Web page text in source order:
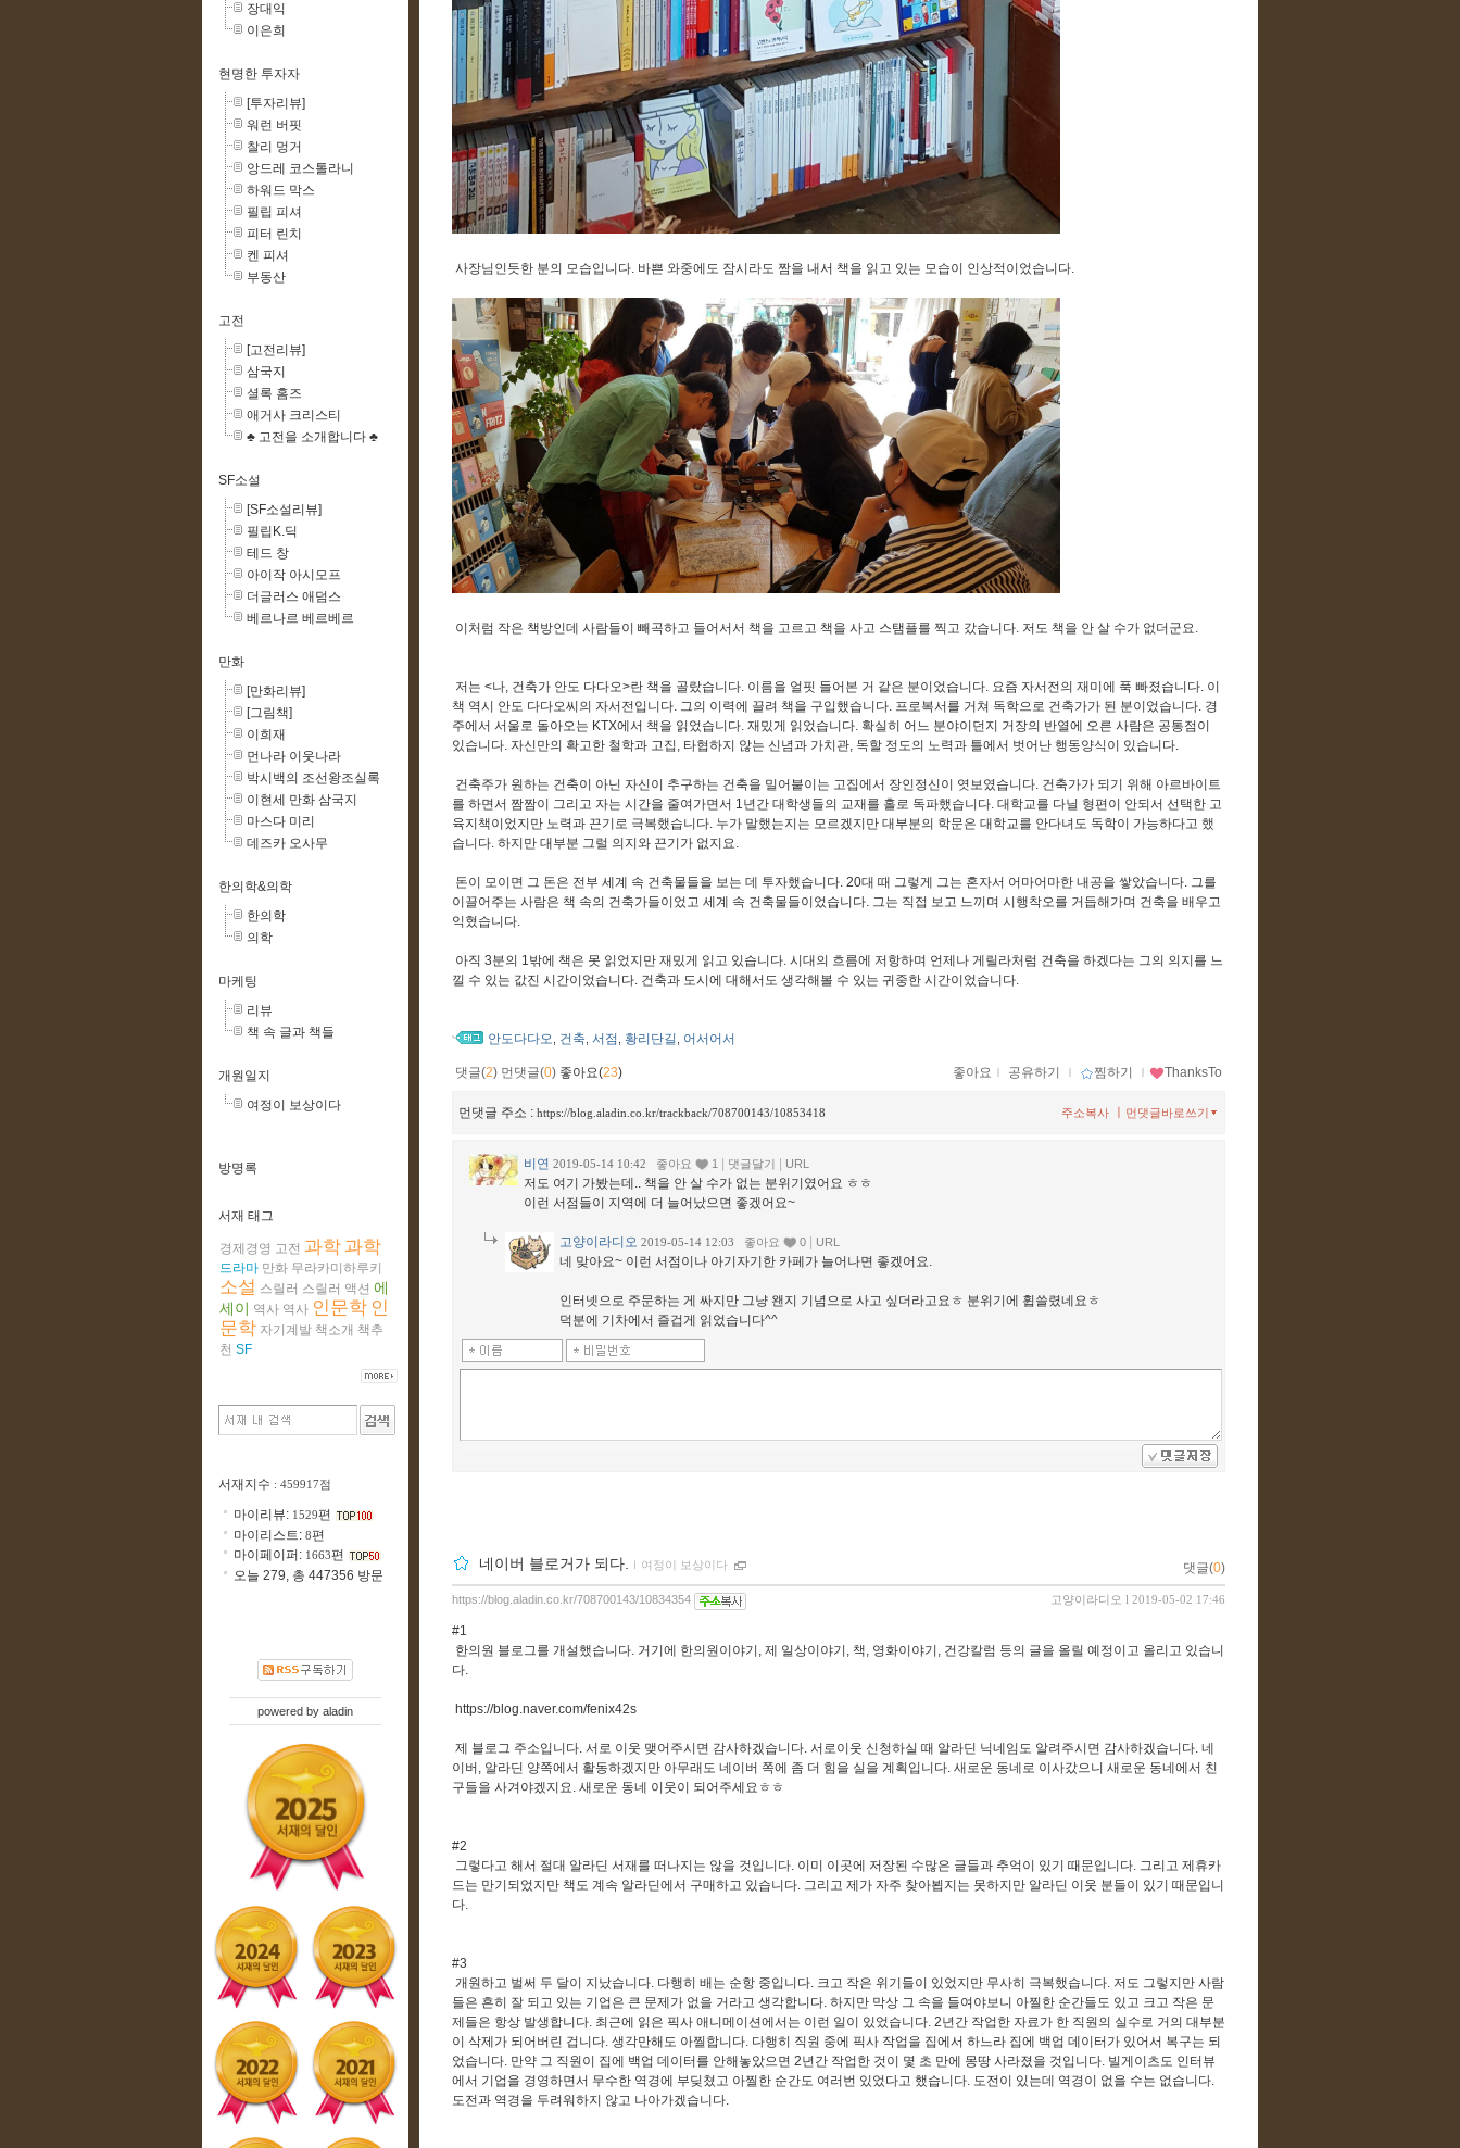
사장님인듯한 분의 모습입니다. 바쁜 와중에도 잠시라도 짬을 내서 책을 읽고 있는 모습이 인상적이었습니다.
이처럼 작은 책방인데 사람들이 빼곡하고 들어서서 책을 고르고 책을 사고 스탬플를 찍고 갔습니다. 저도 책을 안 살 수가 없더군요.
저는 <나, 건축가 안도 다다오>란 책을 골랐습니다. 이름을 얼핏 들어본 거 같은 분이었습니다. 요즘 자서전의 재미에 푹 빠졌습니다. 이
책 역시 안도 다다오씨의 자서전입니다. 그의 이력에 끌려 책을 구입했습니다. 프로복서를 거쳐 독학으로 건축가가 된 분이었습니다. 경
주에서 서울로 돌아오는 KTX에서 책을 읽었습니다. 재밌게 읽었습니다. 확실히 어느 분야이던지 거장의 반열에 오른 사람은 공통점이
있습니다. 자신만의 확고한 철학과 고집, 타협하지 않는 신념과 가치관, 독할 정도의 노력과 틀에서 벗어난 행동양식이 있습니다.
건축주가 원하는 건축이 아닌 자신이 추구하는 건축을 밀어붙이는 고집에서 장인정신이 엿보였습니다. 건축가가 되기 위해 아르바이트
를 하면서 짬짬이 그리고 자는 시간을 줄여가면서 1년간 대학생들의 교재를 홀로 독파했습니다. 대학교를 다닐 형편이 안되서 선택한 고
육지책이었지만 노력과 끈기로 극복했습니다. 누가 말했는지는 모르겠지만 대부분의 학문은 대학교를 안다녀도 독학이 가능하다고 했
습니다. 하지만 대부분 그럴 의지와 끈기가 없지요.
돈이 모이면 그 돈은 전부 세계 속 건축물들을 보는 데 투자했습니다. 20대 때 그렇게 그는 혼자서 어마어마한 내공을 쌓았습니다. 그를
이끌어주는 사람은 책 속의 건축가들이었고 세계 속 건축물들이었습니다. 그는 직접 보고 느끼며 시행착오를 거듭해가며 건축을 배우고
익혔습니다.
아직 3분의 1밖에 책은 못 읽었지만 재밌게 읽고 있습니다. 시대의 흐름에 저항하며 언제나 게릴라처럼 건축을 하겠다는 그의 의지를 느
낄 수 있는 값진 시간이었습니다. 건축과 도시에 대해서도 생각해볼 수 있는 귀중한 시간이었습니다.
안도다다오 건축 서점 황리단길 어서어서
댓글(2) 먼댓글(0) 좋아요(23) 좋아요 ｌ 공유하기 ｌ 찜하기 ｌ ThanksTo
먼댓글 주소 : https://blog.aladin.co.kr/trackback/708700143/10853418 먼댓글바로쓰기
주소복사
비연 2019-05-14 10:42 좋아요 1 댓글달기 URL
저도 여기 가봤는데.. 책을 안 살 수가 없는 분위기였어요 ㅎㅎ
이런 서점들이 지역에 더 늘어났으면 좋겠어요~
고양이라디오 2019-05-14 12:03 좋아요 0 URL
네 맞아요~ 이런 서점이나 아기자기한 카페가 늘어나면 좋겠어요.
인터넷으로 주문하는 게 싸지만 그냥 왠지 기념으로 사고 싶더라고요ㅎ 분위기에 휩쓸렸네요ㅎ
덕분에 기차에서 즐겁게 읽었습니다^^
네이버 블로거가 되다. ｌ 여정이 보상이다 댓글(0)
고양이라디오 l 2019-05-02 17:46
https://blog.aladin.co.kr/708700143/10834354
#1
한의원 블로그를 개설했습니다. 거기에 한의원이야기, 제 일상이야기, 책, 영화이야기, 건강칼럼 등의 글을 올릴 예정이고 올리고 있습니
다.
https://blog.naver.com/fenix42s
제 블로그 주소입니다. 서로 이웃 맺어주시면 감사하겠습니다. 서로이웃 신청하실 때 알라딘 닉네임도 알려주시면 감사하겠습니다. 네
이버, 알라딘 양쪽에서 활동하겠지만 아무래도 네이버 쪽에 좀 더 힘을 실을 계획입니다. 새로운 동네로 이사갔으니 새로운 동네에서 친
구들을 사겨야겠지요. 새로운 동네 이웃이 되어주세요ㅎㅎ
#2
그렇다고 해서 절대 알라딘 서재를 떠나지는 않을 것입니다. 이미 이곳에 저장된 수많은 글들과 추억이 있기 때문입니다. 그리고 제휴카
드는 만기되었지만 책도 계속 알라딘에서 구매하고 있습니다. 그리고 제가 자주 찾아뵙지는 못하지만 알라딘 이웃 분들이 있기 때문입니
다.
#3
개원하고 벌써 두 달이 지났습니다. 다행히 배는 순항 중입니다. 크고 작은 위기들이 있었지만 무사히 극복했습니다. 저도 그렇지만 사람
들은 흔히 잘 되고 있는 기업은 큰 문제가 없을 거라고 생각합니다. 하지만 막상 그 속을 들여야보니 아찔한 순간들도 있고 크고 작은 문
제들은 항상 발생합니다. 최근에 읽은 픽사 애니메이션에서는 이런 일이 있었습니다. 2년간 작업한 자료가 한 직원의 실수로 거의 대부분
이 삭제가 되어버린 겁니다. 생각만해도 아찔합니다. 다행히 직원 중에 픽사 작업을 집에서 하느라 집에 백업 데이터가 있어서 복구는 되
었습니다. 만약 그 직원이 집에 백업 데이터를 안해놓았으면 2년간 작업한 것이 몇 초 만에 몽땅 사라졌을 것입니다. 빌게이츠도 인터뷰
에서 기업을 경영하면서 무수한 역경에 부딪쳤고 아찔한 순간도 여러번 있었다고 했습니다. 도전이 있는데 역경이 없을 수는 없습니다.
도전과 역경을 두려워하지 않고 나아가겠습니다.
장대익
이은희
현명한 투자자
[투자리뷰]
워런 버핏
찰리 멍거
앙드레 코스톨라니
하워드 막스
필립 피셔
피터 린치
켄 피셔
부동산
고전
[고전리뷰]
삼국지
셜록 홈즈
애거사 크리스티
♣ 고전을 소개합니다 ♣
SF소설
[SF소설리뷰]
필립K.딕
테드 창
아이작 아시모프
더글러스 애덤스
베르나르 베르베르
만화
[만화리뷰]
[그림책]
이희재
먼나라 이웃나라
박시백의 조선왕조실록
이현세 만화 삼국지
마스다 미리
데즈카 오사무
한의학&의학
한의학
의학
마케팅
리뷰
책 속 글과 책들
개원일지
여정이 보상이다
방명록
서재 태그
경제경영 고전 과학 과학
드라마 만화 무라카미하루키
소설 스릴러 스릴러 액션 에
세이 역사 역사 인문학 인
문학 자기계발 책소개 책추
천 SF
서재지수 : 459917점
마이리뷰: 1529편
마이리스트: 8편
마이페이퍼: 1663편
오늘 279, 총 447356 방문
powered by aladin